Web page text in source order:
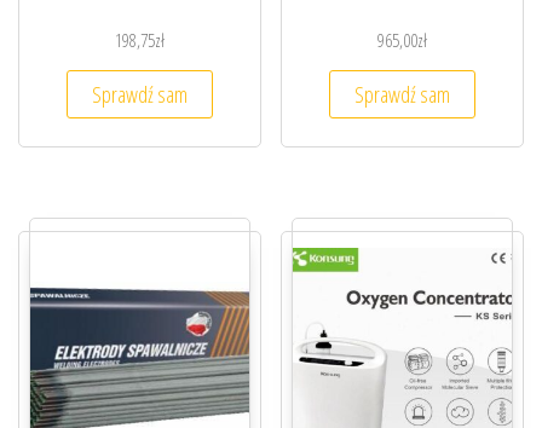
198,75zł
Sprawdź sam
965,00zł
Sprawdź sam